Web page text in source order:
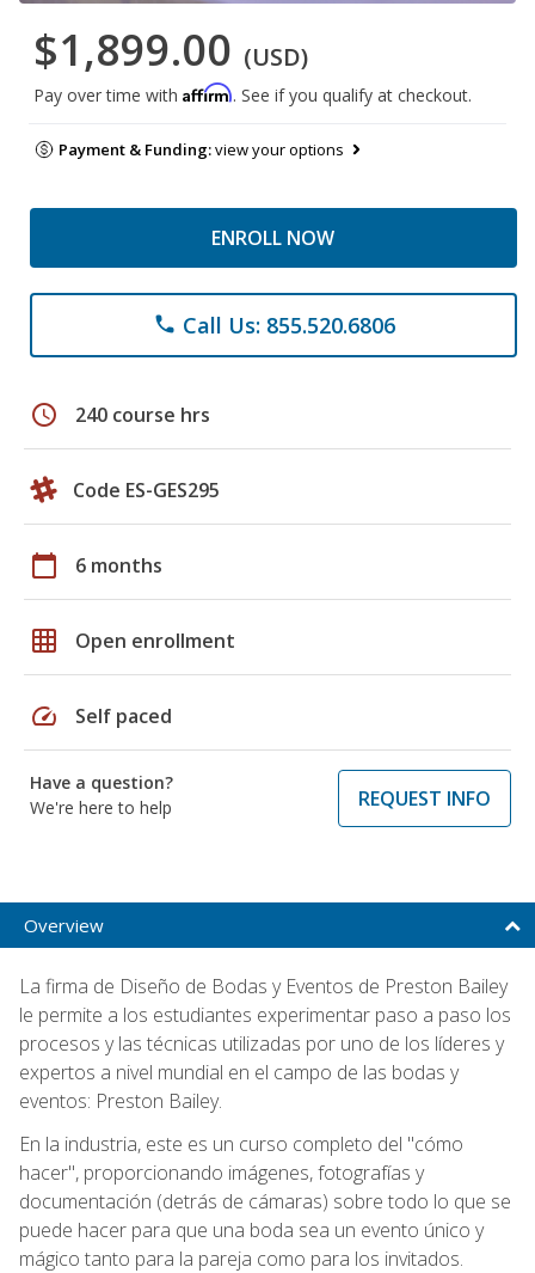
$1,899.00 (USD)
Pay over time with Affirm. See if you qualify at checkout.
Payment & Funding:view your options
ENROLL NOW
phone Call Us: 855.520.6806
schedule 240 course hrs
Code ES-GES295
calendar_today 6 months
grid_on Open enrollment
speed Self paced
Have a question?
We're here to help
REQUEST INFO
Overview
La firma de Diseño de Bodas y Eventos de Preston Bailey
le permite a los estudiantes experimentar paso a paso los
procesos y las técnicas utilizadas por uno de los líderes y
expertos a nivel mundial en el campo de las bodas y
eventos: Preston Bailey.
En la industria, este es un curso completo del "cómo
hacer", proporcionando imágenes, fotografías y
documentación (detrás de cámaras) sobre todo lo que se
puede hacer para que una boda sea un evento único y
mágico tanto para la pareja como para los invitados.